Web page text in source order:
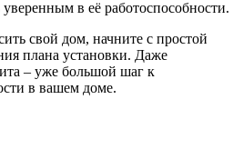
уверенным в её работоспособности.
свой дом, начните с простой
плана установки. Даже
– уже большой шаг к
в вашем доме.